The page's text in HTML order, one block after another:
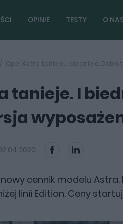
OPINIE TESTY O NAS
Opel Astra tanieje. I biednieje.
tanieje. I
cennik modelu
linii Edition. Ceny